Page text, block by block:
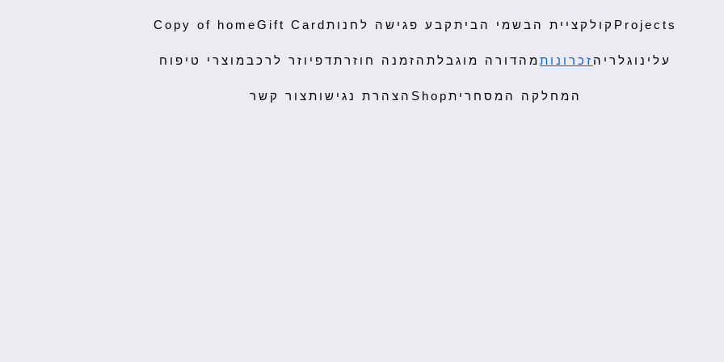
Copy of homeGift Cardקבע פגישה לחנות קולקציית הבשמי הבית Projects
מוצרי טיפוחדפיוזר לרכבהזמנה חוזרת מהדורה מוגבלתזכרונות גלריה עלינו
צור קשרהצהרת נגישות Shopהמחלקה המסחרית